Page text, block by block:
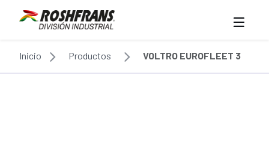
Inicio Productos VOLTRO EUROFLEET 3